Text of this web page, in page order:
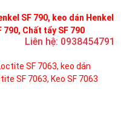
SF 790, keo dán Henkel
790, Chất tẩy SF 790
Liên hệ: 0938454791